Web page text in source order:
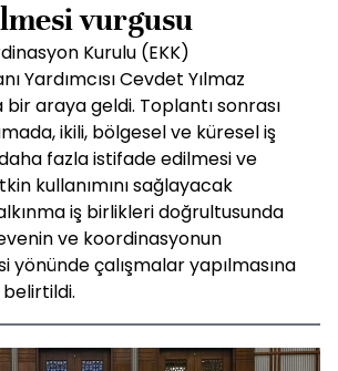
vurgusu
Kurulu (EKK)
Yardımcısı Cevdet Yılmaz
bir araya geldi. Toplantı sonrası
ikili, bölgesel ve küresel iş
fazla istifade edilmesi ve
kullanımını sağlayacak
iş birlikleri doğrultusunda
ve koordinasyonun
yönünde çalışmalar yapılmasına